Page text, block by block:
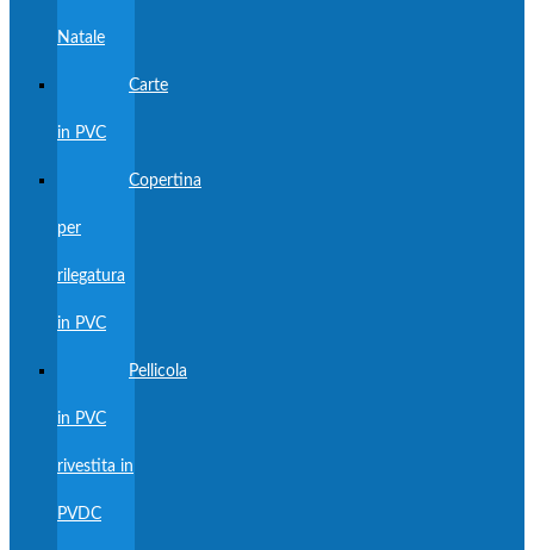
Natale
Carte
in PVC
Copertina
per
rilegatura
in PVC
Pellicola
in PVC
rivestita in
PVDC